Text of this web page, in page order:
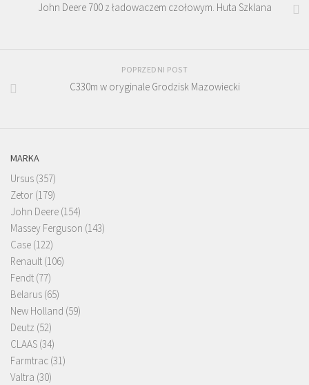
John Deere 700 z ładowaczem czołowym. Huta Szklana
POPRZEDNI POST
C330m w oryginale Grodzisk Mazowiecki
MARKA
Ursus (357)
Zetor (179)
John Deere (154)
Massey Ferguson (143)
Case (122)
Renault (106)
Fendt (77)
Belarus (65)
New Holland (59)
Deutz (52)
CLAAS (34)
Farmtrac (31)
Valtra (30)